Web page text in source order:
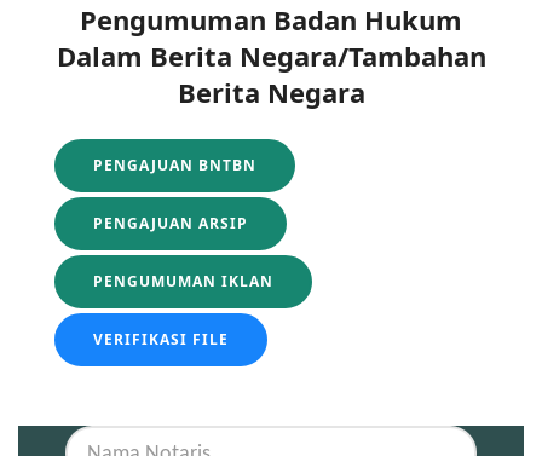
Pengumuman Badan Hukum
Dalam Berita Negara/Tambahan
Berita Negara
PENGAJUAN BNTBN
PENGAJUAN ARSIP
PENGUMUMAN IKLAN
VERIFIKASI FILE